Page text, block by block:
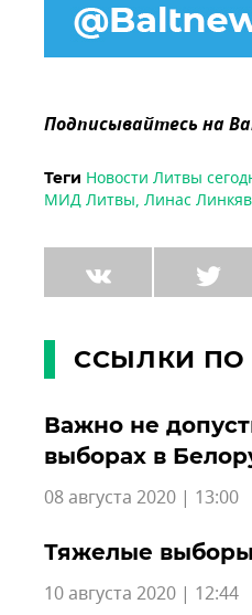
Подписывайтесь на
Теги Новости Литвы
МИД Литвы, Линас
ССЫЛКИ ПО
Важно не
выборах в
08 августа 2020 | 13:00
Тяжелые
10 августа 2020 | 12:44